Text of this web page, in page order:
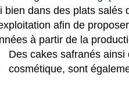
bien dans des plats salés
afin de
à partir de la
Des cakes safranés
cosmétique, sont